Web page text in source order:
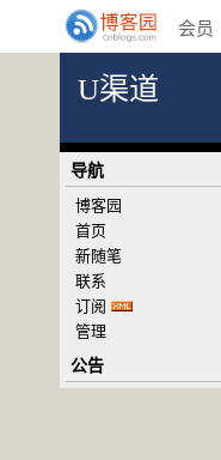
会员
U渠道
导航
博客园
首页
新随笔
联系
订阅
管理
公告